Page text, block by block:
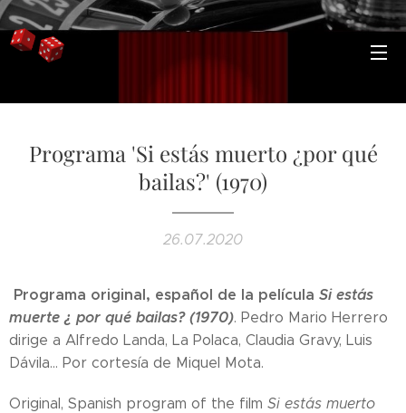
Programa 'Si estás muerto ¿por qué
bailas?' (1970)
26.07.2020
Programa original, español de la película Si estás
muerte ¿ por qué bailas? (1970). Pedro Mario Herrero
dirige a Alfredo Landa, La Polaca, Claudia Gravy, Luis
Dávila... Por cortesía de Miquel Mota.
Original, Spanish program of the film Si estás muerto